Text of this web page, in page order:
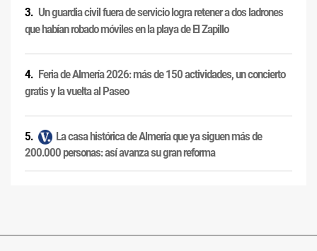
Un guardia civil fuera de servicio logra retener a dos ladrones
que habían robado móviles en la playa de El Zapillo
Feria de Almería 2026: más de 150 actividades, un concierto
gratis y la vuelta al Paseo
La casa histórica de Almería que ya siguen más de
200.000 personas: así avanza su gran reforma